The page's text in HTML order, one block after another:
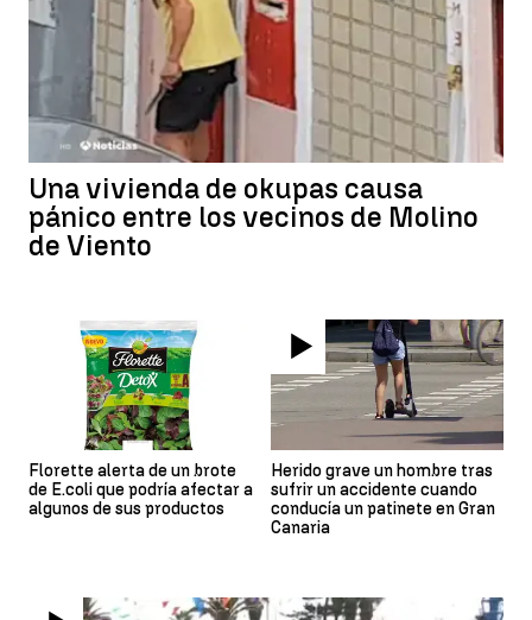
Una vivienda de okupas causa
pánico entre los vecinos de Molino
de Viento
Florette alerta de un brote
de E.coli que podría afectar a
algunos de sus productos
Herido grave un hombre tras
sufrir un accidente cuando
conducía un patinete en Gran
Canaria